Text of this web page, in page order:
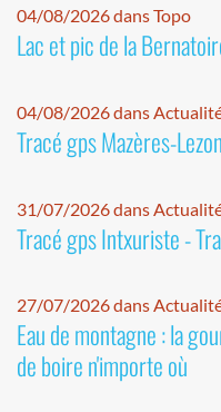
04/08/2026 dans Topo
Lac et pic de la
04/08/2026 dans
Tracé gps Mazères-
31/07/2026 dans
Tracé gps Intxuriste -
27/07/2026 dans
Eau de montagne : la
de boire n'importe où